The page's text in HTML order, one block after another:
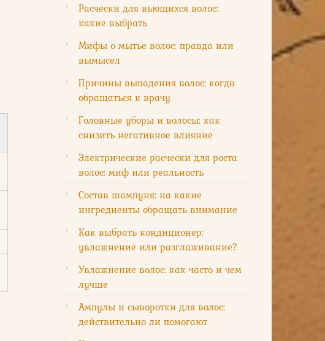
Расчески для вьющихся волос:
какие выбрать
Мифы о мытье волос: правда или
вымысел
Причины выпадения волос: когда
обращаться к врачу
Головные уборы и волосы: как
снизить негативное влияние
Электрические расчески для роста
волос: миф или реальность
Состав шампуня: на какие
ингредиенты обращать внимание
Как выбрать кондиционер:
увлажнение или разглаживание?
Увлажнение волос: как часто и чем
лучше
Ампулы и сыворотки для волос:
действительно ли помогают